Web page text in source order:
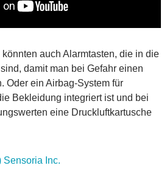
auch Alarmtasten, die in die
damit man bei Gefahr einen
Oder ein Airbag-System für
Bekleidung integriert ist und bei
eine Druckluftkartusche